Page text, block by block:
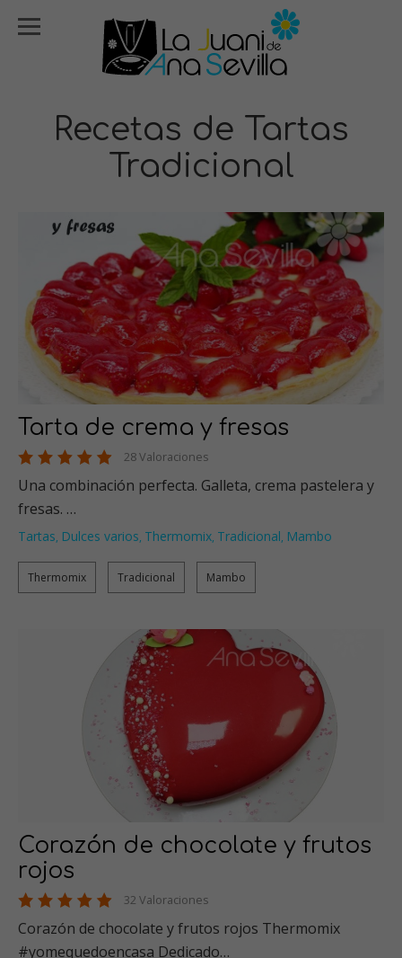
Recetas de Tartas
Tradicional
Tarta de crema y fresas
28 Valoraciones
Una combinación perfecta. Galleta, crema pastelera y
fresas. …
Tartas, Dulces varios, Thermomix, Tradicional, Mambo
Thermomix Tradicional Mambo
Corazón de chocolate y frutos
rojos
32 Valoraciones
Corazón de chocolate y frutos rojos Thermomix
#yomequedoencasa Dedicado…